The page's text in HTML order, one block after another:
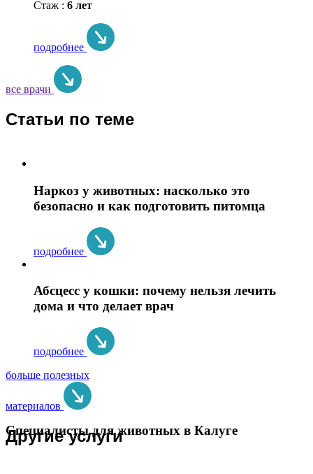
Стаж : 6 лет
подробнее
все врачи
Статьи по теме
Наркоз у животных: насколько это
безопасно и как подготовить питомца
подробнее
Абсцесс у кошки: почему нельзя лечить
дома и что делает врач
подробнее
больше полезных
материалов
Другие услуги
Специалисты для животных в Калуге